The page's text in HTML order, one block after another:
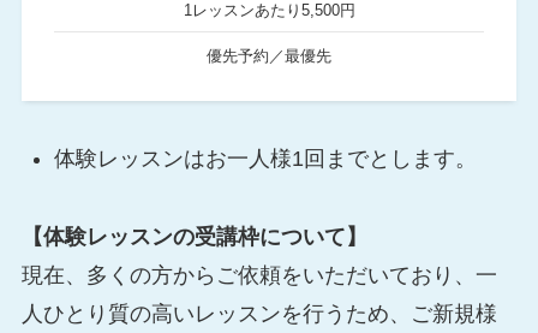
1レッスンあたり5,500円
優先予約／最優先
体験レッスンはお一人様1回までとします。
【体験レッスンの受講枠について】
現在、多くの方からご依頼をいただいており、一
人ひとり質の高いレッスンを行うため、ご新規様